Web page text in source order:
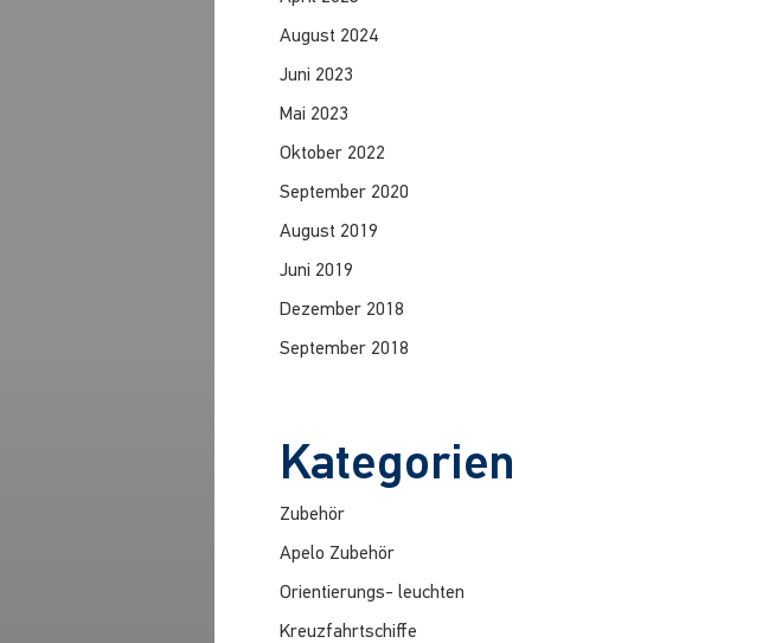
August 2024
Juni 2023
Mai 2023
Oktober 2022
September 2020
August 2019
Juni 2019
Dezember 2018
September 2018
Kategorien
Zubehör
Apelo Zubehör
Orientierungs- leuchten
Kreuzfahrtschiffe